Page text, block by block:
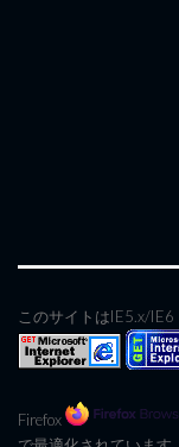
このサイトはIE5.x/IE6
Firefox